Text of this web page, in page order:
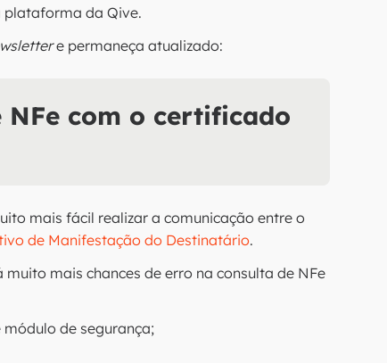
plataforma da Qive.
e permaneça atualizado:
com o certificado
mais fácil realizar a comunicação entre o
de Manifestação do Destinatário.
mais chances de erro na consulta de NFe
de segurança;